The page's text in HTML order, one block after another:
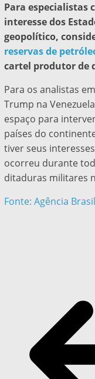
Para especialistas
interesse dos
geopolítico,
reservas de
cartel produtor de
Para os analistas
Trump na
espaço para
países do
tiver seus
ocorreu durante
ditaduras militares
Fonte: Agência Brasil